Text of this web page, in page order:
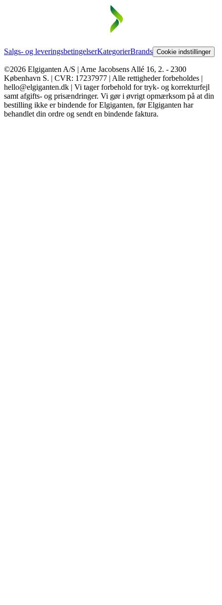
Salgs- og leveringsbetingelserKategorierBrands Cookie indstillinger
©2026 Elgiganten A/S | Arne Jacobsens Allé 16, 2. - 2300
København S. | CVR: 17237977 | Alle rettigheder forbeholdes |
hello@elgiganten.dk | Vi tager forbehold for tryk- og korrekturfejl
samt afgifts- og prisændringer. Vi gør i øvrigt opmærksom på at din
bestilling ikke er bindende for Elgiganten, før Elgiganten har
behandlet din ordre og sendt en bindende faktura.